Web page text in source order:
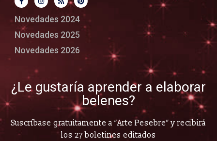
Novedades 2024
Novedades 2025
Novedades 2026
¿Le gustaría aprender a elaborar
belenes?
Suscríbase gratuitamente a “Arte Pesebre” y recibirá
los 27 boletines editados